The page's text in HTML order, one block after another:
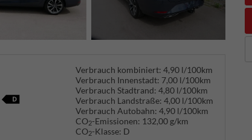
Verbrauch kombiniert: 4,90 l/100km
Verbrauch Innenstadt: 7,00 l/100km
Verbrauch Stadtrand: 4,80 l/100km
Verbrauch Landstraße: 4,00 l/100km
Verbrauch Autobahn: 4,90 l/100km
CO2-Emissionen: 132,00 g/km
CO2-Klasse: D